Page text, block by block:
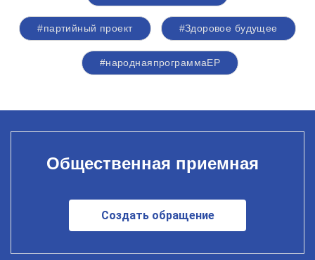
#партийный проект #Здоровое будущее
#народнаяпрограммаЕР
Общественная приемная
Создать обращение